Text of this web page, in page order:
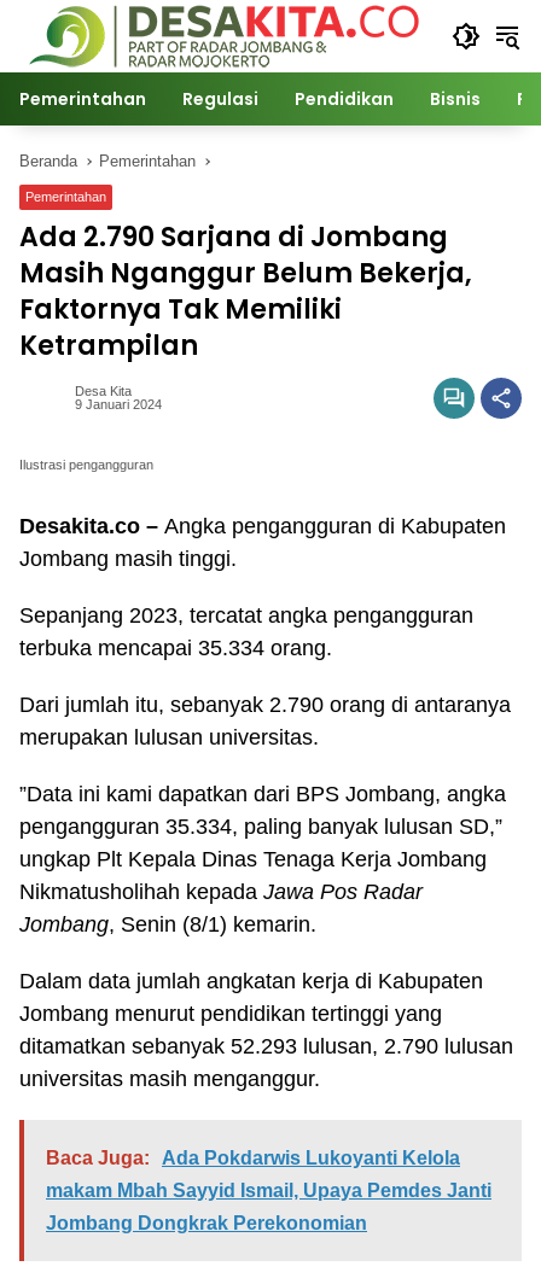
Langsung
konten
Pemerintahan Regulasi Pendidikan Bisnis
Beranda Pemerintahan
Pemerintahan
Ada 2.790 Sarjana di Jombang
Masih Nganggur Belum Bekerja,
Faktornya Tak Memiliki
Ketrampilan
Desa Kita
9 Januari 2024
Ilustrasi pengangguran
Desakita.co – Angka pengangguran di Kabupaten
Jombang masih tinggi.
Sepanjang 2023, tercatat angka pengangguran
terbuka mencapai 35.334 orang.
Dari jumlah itu, sebanyak 2.790 orang di antaranya
merupakan lulusan universitas.
”Data ini kami dapatkan dari BPS Jombang, angka
pengangguran 35.334, paling banyak lulusan SD,”
ungkap Plt Kepala Dinas Tenaga Kerja Jombang
Nikmatusholihah kepada Jawa Pos Radar
Jombang, Senin (8/1) kemarin.
Dalam data jumlah angkatan kerja di Kabupaten
Jombang menurut pendidikan tertinggi yang
ditamatkan sebanyak 52.293 lulusan, 2.790 lulusan
universitas masih menganggur.
Baca Juga:
Ada Pokdarwis Lukoyanti Kelola
makam Mbah Sayyid Ismail, Upaya Pemdes Janti
Jombang Dongkrak Perekonomian